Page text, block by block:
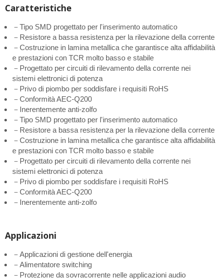
Caratteristiche
－Tipo SMD progettato per l'inserimento automatico
－Resistore a bassa resistenza per la rilevazione della corrente
－Costruzione in lamina metallica che garantisce alta affidabilità
e prestazioni con TCR molto basso e stabile
－Progettato per circuiti di rilevamento della corrente nei
sistemi elettronici di potenza
－Privo di piombo per soddisfare i requisiti RoHS
－Conformità AEC-Q200
－Inerentemente anti-zolfo
－Tipo SMD progettato per l'inserimento automatico
－Resistore a bassa resistenza per la rilevazione della corrente
－Costruzione in lamina metallica che garantisce alta affidabilità
e prestazioni con TCR molto basso e stabile
－Progettato per circuiti di rilevamento della corrente nei
sistemi elettronici di potenza
－Privo di piombo per soddisfare i requisiti RoHS
－Conformità AEC-Q200
－Inerentemente anti-zolfo
Applicazioni
－Applicazioni di gestione dell'energia
－Alimentatore switching
－Protezione da sovracorrente nelle applicazioni audio